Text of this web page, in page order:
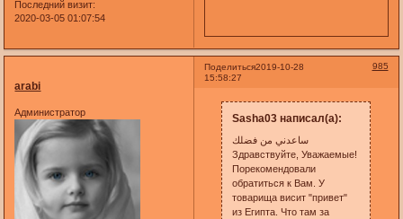
Последний визит:
2020-03-05 01:07:54
Поделиться 985
2019-10-28
15:58:27
arabi
Администратор Sasha03 написал(а):
ساعدني من فضلك
Здравствуйте, Уважаемые!
Порекомендовали
обратиться к Вам. У
товарища висит "привет"
из Египта. Что там за